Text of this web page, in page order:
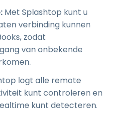
Met Splashtop kunt u
verbinding kunnen
zodat
van onbekende
logt alle remote
kunt controleren en
kunt detecteren.